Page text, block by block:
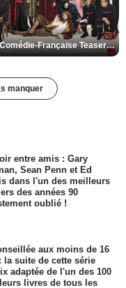
De la Comédie-Française Teaser VF
manquer
entre amis : Gary
Sean Penn et Ed
dans l'un des meilleurs
des années 90
oublié !
aux moins de 16
la suite de cette série
adaptée de l'un des 100
livres de tous les